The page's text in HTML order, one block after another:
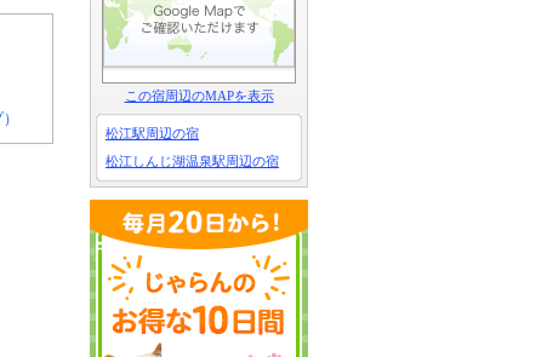
この宿周辺のMAPを表示
松江駅周辺の宿
松江しんじ湖温泉駅周辺の宿